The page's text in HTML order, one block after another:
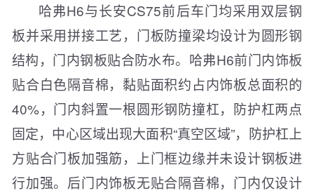
哈弗H6与长安CS75前后车门均采用双层钢
板并采用拼接工艺，门板防撞梁均设计为圆形钢
结构，门内钢板贴合防水布。哈弗H6前门内饰板
贴合白色隔音棉，黏贴面积约占内饰板总面积的
40%，门内斜置一根圆形钢防撞杠，防护杠两点
固定，中心区域出现大面积“真空区域”，防护杠上
方贴合门板加强筋，上门框边缘并未设计钢板进
行加强。后门内饰板无贴合隔音棉，门内仅设计